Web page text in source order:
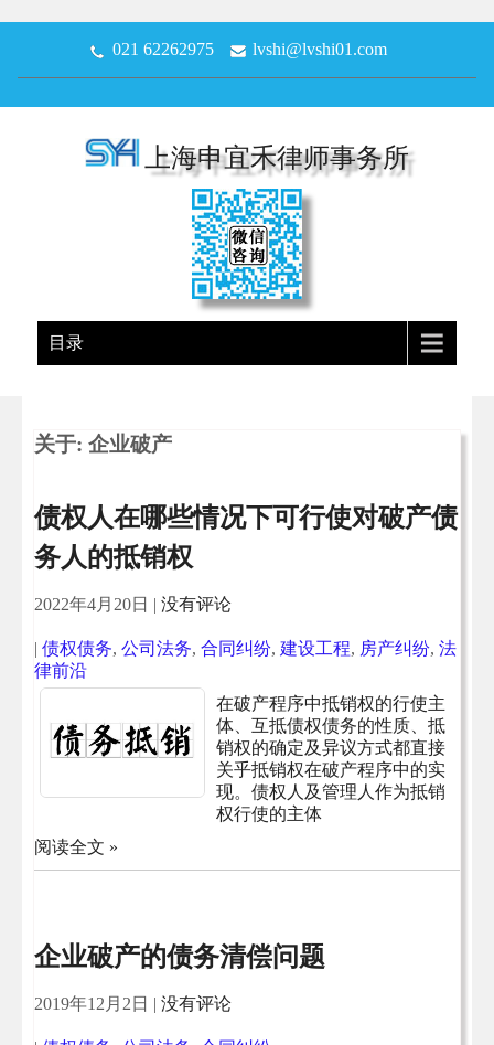
021 62262975 lvshi@lvshi01.com
上海申宜禾律师事务所
目录
关于: 企业破产
债权人在哪些情况下可行使对破产债
务人的抵销权
2022年4月20日 | 没有评论
| 债权债务, 公司法务, 合同纠纷, 建设工程, 房产纠纷, 法
律前沿
在破产程序中抵销权的行使主
体、互抵债权债务的性质、抵
销权的确定及异议方式都直接
关乎抵销权在破产程序中的实
现。债权人及管理人作为抵销
权行使的主体
阅读全文 »
企业破产的债务清偿问题
2019年12月2日 | 没有评论